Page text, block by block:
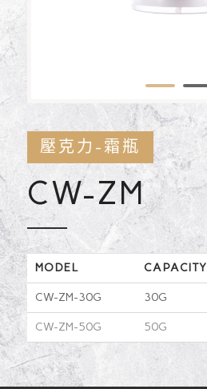
壓克力-霜瓶
CW-ZM
MODEL CAPACITY
CW-ZM-30G 30G
CW-ZM-50G 50G